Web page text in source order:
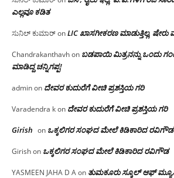
ಎಲ್ಲವೂ ಕಡಿತ
ಸುನಿಲ್ ಕುಮಾರ್onLIC ಖಾಸಗೀಕರಣ ಮಾಡುತ್ತಿಲ್ಲ, ಷೇರು
Chandrakanthavhon ಬಡಪಾಯಿ ಮಿತ್ರನನ್ನು ಒಂದು
ಮಾಡಿದ್ದ ಚನ್ನಿಗಪ್ಪ!
adminon ದೇವರ ಕುದುರೆಗೆ ವೀಚಿ ಪ್ರಶಸ್ತಿಯ ಗರಿ
Varadendra kon ದೇವರ ಕುದುರೆಗೆ ವೀಚಿ ಪ್ರಶಸ್ತಿಯ ಗರಿ
Girish on ಒಕ್ಕಲಿಗರ ಸಂಘದ ಮೇಲೆ ಕಿಡಿಕಾರಿದ ರವಿಗೌಡ
Girishon ಒಕ್ಕಲಿಗರ ಸಂಘದ ಮೇಲೆ ಕಿಡಿಕಾರಿದ ರವಿಗೌಡ
YASMEEN JAHA D Aon ತುಮಕೂರು ಸ್ಕೂಲ್ ಆಫ್